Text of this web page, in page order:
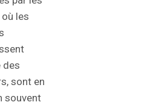
les
des
sont en
souvent